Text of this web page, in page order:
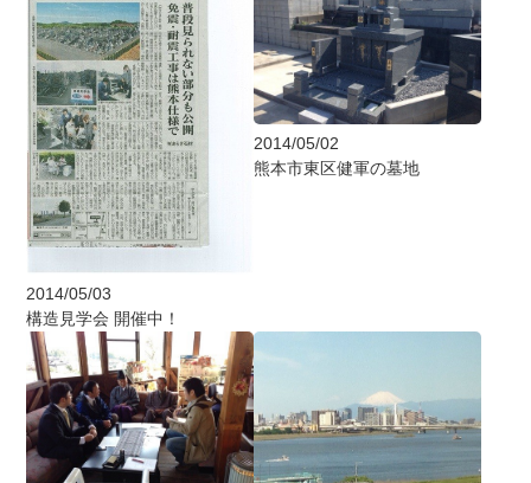
2014/05/03
構造見学会 開催中！
2014/05/02
熊本市東区健軍の墓地